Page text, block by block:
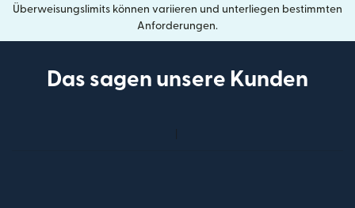
Überweisungslimits können variieren und unterliegen bestimmten
Anforderungen.
Das sagen unsere Kunden